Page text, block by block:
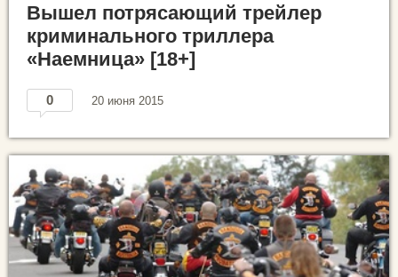
Вышел потрясающий трейлер
криминального триллера
«Наемница» [18+]
0 20 июня 2015